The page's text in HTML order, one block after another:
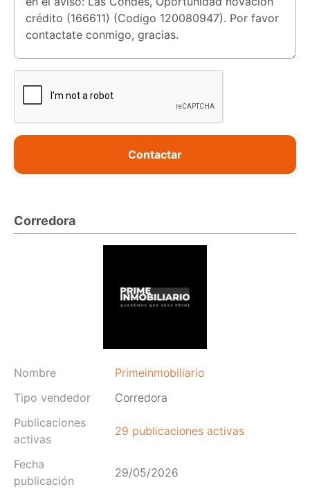
Contactar
Corredora
Nombre
Primeinmobiliario
Tipo vendedor
Corredora
Publicaciones
activas
29 publicaciones activas
Fecha
publicación
29/05/2026